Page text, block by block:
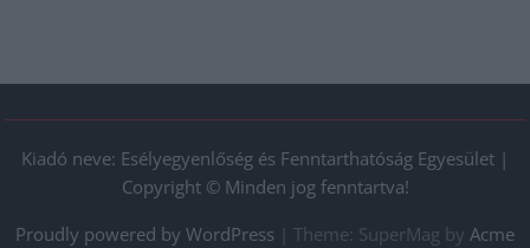
Kiadó neve: Esélyegyenlőség és Fenntarthatóság Egyesület |
Copyright © Minden jog fenntartva!
Proudly powered by WordPress
Theme: SuperMag by Acme